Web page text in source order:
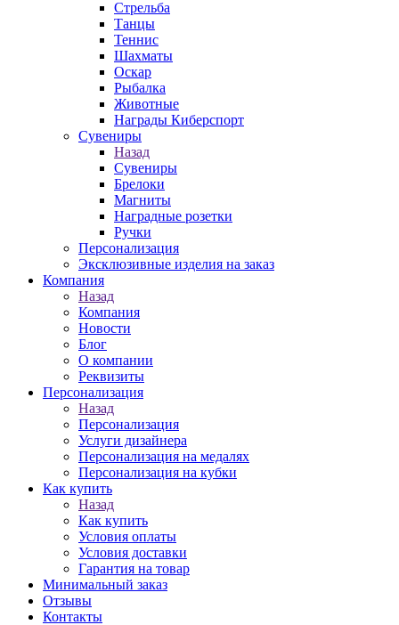
Стрельба
Танцы
Теннис
Шахматы
Оскар
Рыбалка
Животные
Награды Киберспорт
Сувениры
Назад
Сувениры
Брелоки
Магниты
Наградные розетки
Ручки
Персонализация
Эксклюзивные изделия на заказ
Компания
Назад
Компания
Новости
Блог
О компании
Реквизиты
Персонализация
Назад
Персонализация
Услуги дизайнера
Персонализация на медалях
Персонализация на кубки
Как купить
Назад
Как купить
Условия оплаты
Условия доставки
Гарантия на товар
Минимальный заказ
Отзывы
Контакты